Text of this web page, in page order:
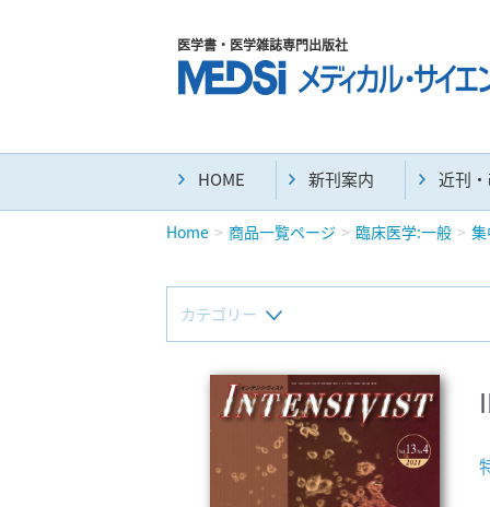
医学書・医学雑誌専門出版社
HOME 新刊案内 近刊
Home 商品一覧ページ 臨床医学:一般
カテゴリー
新刊(直近6ヶ月)(24)
マニュアル(39)